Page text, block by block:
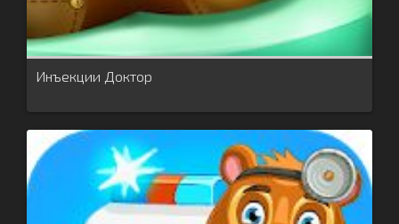
Инъекции Доктор